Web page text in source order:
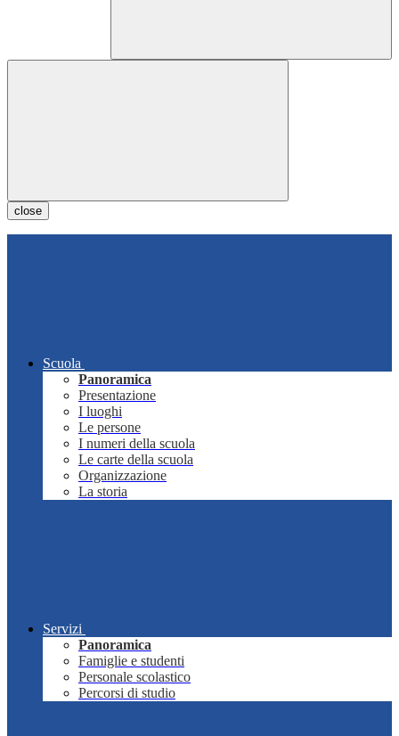
close
Scuola
Panoramica
Presentazione
I luoghi
Le persone
I numeri della scuola
Le carte della scuola
Organizzazione
La storia
Servizi
Panoramica
Famiglie e studenti
Personale scolastico
Percorsi di studio